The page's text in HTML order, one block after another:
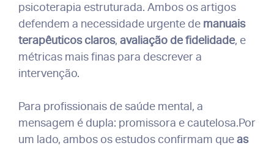
psicoterapia estruturada. Ambos os artigos
defendem a necessidade urgente de manuais
terapêuticos claros, avaliação de fidelidade, e
métricas mais finas para descrever a
intervenção.
Para profissionais de saúde mental, a
mensagem é dupla: promissora e cautelosa.Por
um lado, ambos os estudos confirmam queas